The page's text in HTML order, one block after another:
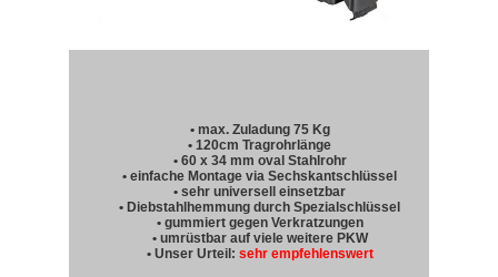
• max. Zuladung 75 Kg
• 120cm Tragrohrlänge
• 60 x 34 mm oval Stahlrohr
• einfache Montage via Sechskantschlüssel
• sehr universell einsetzbar
• Diebstahlhemmung durch Spezialschlüssel
• gummiert gegen Verkratzungen
• umrüstbar auf viele weitere PKW
• Unser Urteil: sehr empfehlenswert